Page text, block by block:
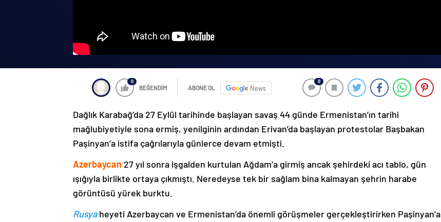
0
BEĞENDİM ABONE OL News
0
Dağlık Karabağ’da 27 Eylül tarihinde başlayan savaş 44 günde Ermenistan’ın tarihi
mağlubiyetiyle sona ermiş, yenilginin ardından Erivan’da başlayan protestolar Başbakan
Paşinyan’a istifa çağrılarıyla günlerce devam etmişti.
Azerbaycan 27 yıl sonra işgalden kurtulan Ağdam’a girmiş ancak şehirdeki acı tablo, gün
ışığıyla birlikte ortaya çıkmıştı. Neredeyse tek bir sağlam bina kalmayan şehrin harabe
görüntüsü yürek burktu.
Rusyaheyeti Azerbaycan ve Ermenistan’da önemli görüşmeler gerçekleştirirken Paşinyan’a